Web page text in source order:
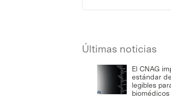
Últimas noticias
El CNAG
estándar
legibles
biomédicos